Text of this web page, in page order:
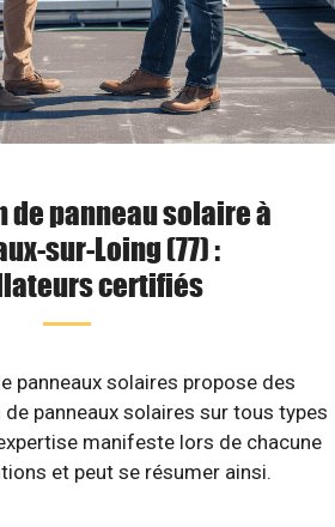
panneau solaire à
sur-Loing (77) :
certifiés
panneaux solaires propose des
panneaux solaires sur tous types
manifeste lors de chacune
et peut se résumer ainsi.